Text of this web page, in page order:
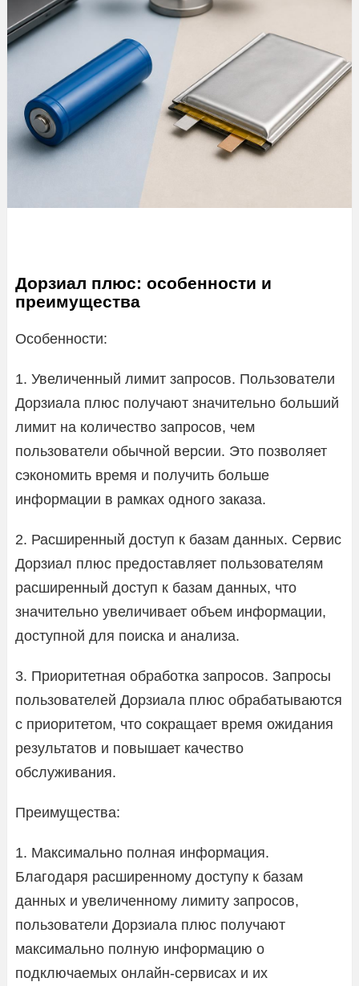
Дорзиал плюс: особенности и
преимущества
Особенности:
1. Увеличенный лимит запросов. Пользователи
Дорзиала плюс получают значительно больший
лимит на количество запросов, чем
пользователи обычной версии. Это позволяет
сэкономить время и получить больше
информации в рамках одного заказа.
2. Расширенный доступ к базам данных. Сервис
Дорзиал плюс предоставляет пользователям
расширенный доступ к базам данных, что
значительно увеличивает объем информации,
доступной для поиска и анализа.
3. Приоритетная обработка запросов. Запросы
пользователей Дорзиала плюс обрабатываются
с приоритетом, что сокращает время ожидания
результатов и повышает качество
обслуживания.
Преимущества:
1. Максимально полная информация.
Благодаря расширенному доступу к базам
данных и увеличенному лимиту запросов,
пользователи Дорзиала плюс получают
максимально полную информацию о
подключаемых онлайн-сервисах и их